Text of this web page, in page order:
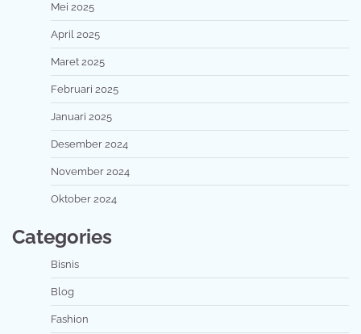
Mei 2025
April 2025
Maret 2025
Februari 2025
Januari 2025
Desember 2024
November 2024
Oktober 2024
Categories
Bisnis
Blog
Fashion